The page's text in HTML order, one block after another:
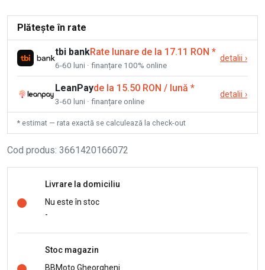
Plătește în rate
tbi bankRate lunare de la 17.11 RON *
6-60 luni · finanțare 100% online
detalii ›
LeanPayde la 15.50 RON / lună *
3-60 luni · finanțare online
detalii ›
* estimat — rata exactă se calculează la check-out
Cod produs: 3661420166072
Livrare la domiciliu
Nu este în stoc
-
Stoc magazin
BBMoto Gheorgheni